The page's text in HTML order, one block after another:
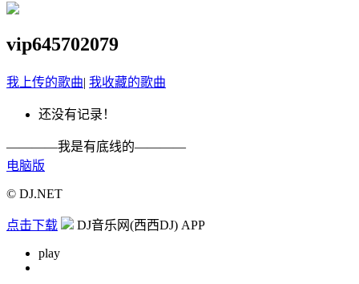
vip645702079
我上传的歌曲| 我收藏的歌曲
还没有记录！
————我是有底线的————
电脑版
© DJ.NET
点击下载 DJ音乐网(西西DJ) APP
play